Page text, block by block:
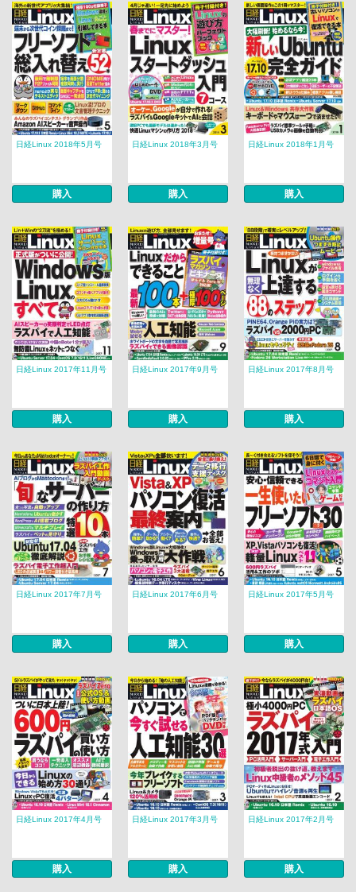
日経Linux 2018年5月号
購入
日経Linux 2018年3月号
購入
日経Linux 2018年1月号
購入
日経Linux 2017年11月号
購入
日経Linux 2017年9月号
購入
日経Linux 2017年8月号
購入
日経Linux 2017年7月号
購入
日経Linux 2017年6月号
購入
日経Linux 2017年5月号
購入
日経Linux 2017年4月号
購入
日経Linux 2017年3月号
購入
日経Linux 2017年2月号
購入